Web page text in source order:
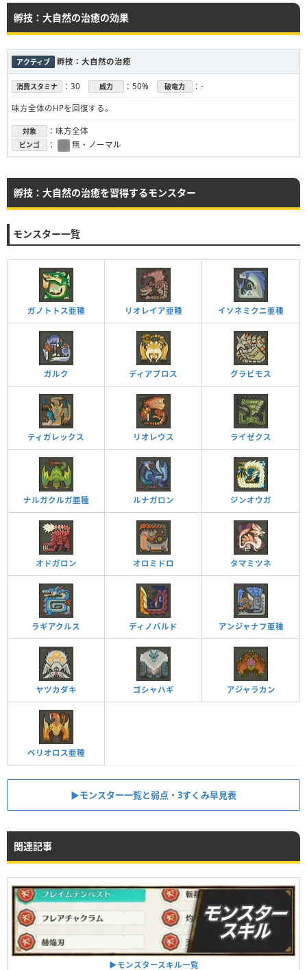
孵技：大自然の治癒の効果
アクティブ 孵技：大自然の治癒
消費スタミナ ：30 威力 ：50% 破竜力 ：-
味方全体のHPを回復する。
対象 ：味方全体
ビンゴ ： 無・ノーマル
孵技：大自然の治癒を習得するモンスター
モンスター一覧
ガノトトス亜種 リオレイア亜種 イソネミクニ亜種
ガルク ディアブロス グラビモス
ティガレックス リオレウス ライゼクス
ナルガクルガ亜種 ルナガロン ジンオウガ
オドガロン オロミドロ タマミツネ
ラギアクルス ディノバルド アンジャナフ亜種
ヤツカダキ ゴシャハギ アジャラカン
ベリオロス亜種
▶︎モンスター一覧と弱点・3すくみ早見表
関連記事
▶︎モンスタースキル一覧